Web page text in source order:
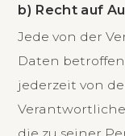
b) Recht auf
Jede von der
Daten
jederzeit von